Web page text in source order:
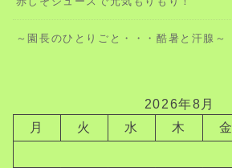
～園長のひとりごと・・・酷暑と汗腺～
2026年8月
月
火 水 木 金